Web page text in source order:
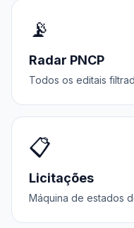
📡
Radar PNCP
Todos os editais
📋
Licitações
Máquina de estados